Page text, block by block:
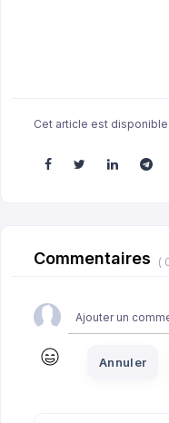
Cet article est
Commentaires (
Annuler